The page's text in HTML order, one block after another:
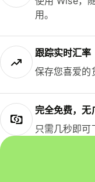
用。
跟踪实时汇率
保存您喜爱的
完全免费，无
只需几秒即可